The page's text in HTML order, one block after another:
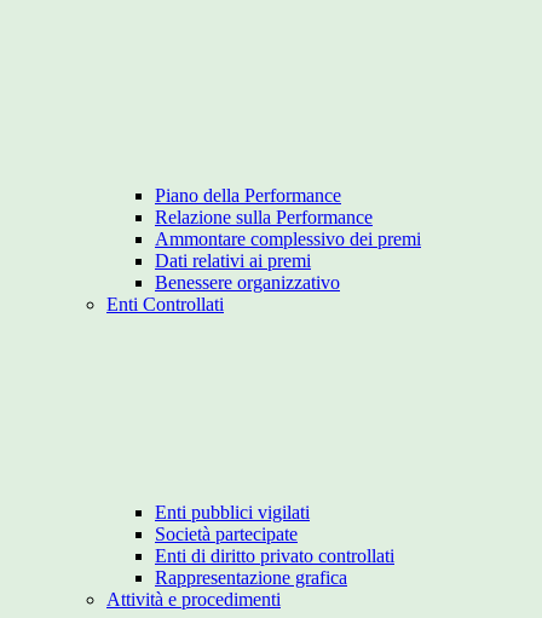
Piano della Performance
Relazione sulla Performance
Ammontare complessivo dei premi
Dati relativi ai premi
Benessere organizzativo
Enti Controllati
Enti pubblici vigilati
Società partecipate
Enti di diritto privato controllati
Rappresentazione grafica
Attività e procedimenti